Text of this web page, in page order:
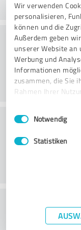
Wir verwenden
personalisieren,
können und die
Außerdem geben
unserer Website an
Werbung und
Informationen
zusammen, die Sie
Rahmen Ihrer
Impressum
Einwilligungsauswahl
Notwendig
Statistiken
What